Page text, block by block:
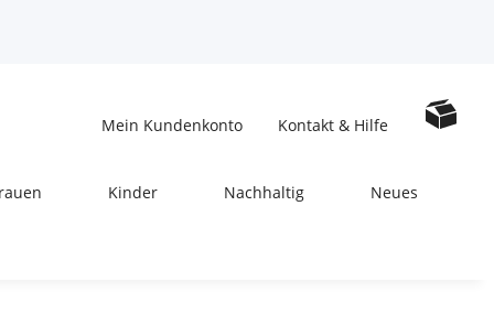
Mein Kundenkonto Kontakt & Hilfe
Kinder Nachhaltig Neues